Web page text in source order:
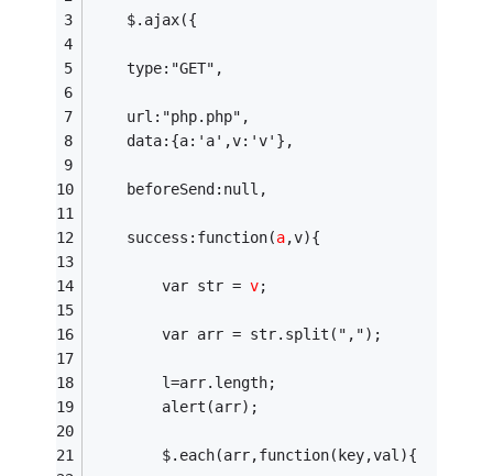
	$.ajax({
	type:"GET",
	url:"php.php",
	data:{a:'a',v:'v'},
	beforeSend:null,
	success:function(
a,v){
		var str =
v;
		var arr = str.split(",");
		l=arr.length;
		alert(arr);
		$.each(arr,function(key,val){